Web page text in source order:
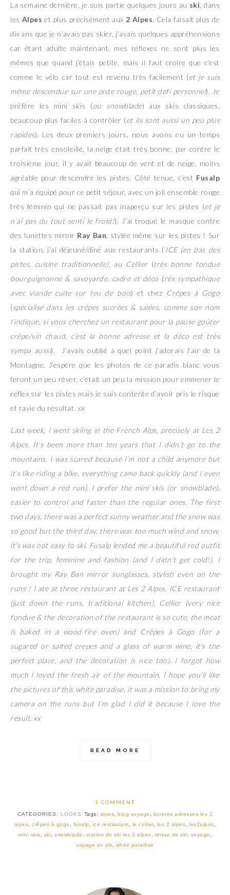
La semaine dernière, je suis partie quelques jours au ski , dans
les Alpes et plus précisément aux 2 Alpes. Cela faisait plus de
dix ans que je n’avais pas skier, j’avais quelques appréhensions
car étant adulte maintenant, mes réflexes ne sont plus les
mêmes que quand j’étais petite, mais il faut croire que c’est
comme le vélo car tout est revenu très facilement (et je suis
même descendue sur une piste rouge, petit défi personnel). Je
préfère les mini skis (ou snowblade) aux skis classiques,
beaucoup plus faciles à contrôler (et ils sont aussi un peu plus
rapides). Les deux premiers jours, nous avons eu un temps
parfait très ensoleillé, la neige était très bonne, par contre le
troisième jour, il y avait beaucoup de vent et de neige, moins
agréable pour descendre les pistes. Côté tenue, c’est Fusalp
qui m’a équipé pour ce petit séjour, avec un joli ensemble rouge
très féminin qui ne passait pas inaperçu sur les pistes (et je
n’ai pas du tout senti le froid!). J’ai troqué le masque contre
des lunettes miroir Ray Ban , stylée même sur les pistes ! Sur
la station, j’ai déjeuné/dîné aux restaurants l’ICE (en bas des
pistes, cuisine traditionnelle), au Cellier(très bonne fondue
bourguignonne & savoyarde, cadre et déco très sympathique
avec viande cuite sur feu de bois) et chez Crêpes à Gogo
(spécialisé dans les crêpes sucrées & salées, comme son nom
l’indique, si vous cherchez un restaurant pour la pause goûter
crêpe/vin chaud, c’est la bonne adresse et la déco est très
sympa aussi). J’avais oublié à quel point j’adorais l’air de la
Montagne. J’espère que les photos de ce paradis blanc vous
feront un peu rêver, c’était un peu la mission pour emmener le
reflex sur les pistes mais je suis contente d’avoir pris le risque
et ravie du résultat. xx
Last week, I went skiing in the French Alps, precisely at Les 2
Alpes. It’s been more than ten years that I didn’t go to the
mountains, I was scared because I’m not a child anymore but
it’s like riding a bike, everything came back quickly (and I even
went down a red run). I prefer the mini skis (or snowblade),
easier to control and faster than the regular ones. The first
two days, there was a perfect sunny weather and the snow was
so good but the third day, there was too much wind and snow,
it’s was not easy to ski. Fusalp lended me a beautiful red outfit
for the trip, feminine and fashion (and I didn’t get cold!). I
brought my Ray Ban mirror sunglasses, stylish even on the
runs ! I ate at three restaurant at Les 2 Alpes, ICE restaurant
(just down the runs, traditional kitchen), Cellier (very nice
fondue & the decoration of the restaurant is so cute, the meat
is baked in a wood-fire oven) and Crêpes à Gogo (for a
sugared or salted crepes and a glass of warm wine, it’s the
perfect place, and the decoration is nice too). I forgot how
much I loved the fresh air of the mountain. I hope you’ll like
the pictures of this white paradise, it was a mission to bring my
camera on the runs but I’m glad I did it because I love the
result. xx
READ MORE
1 COMMENT
CATEGORIES: LOOKS Tags: alpes,blog voyage , bonnes adresses les 2
alpes,crêpes à gogo, fusalp, ice restaurant, le cellier, les 2 alpes,les2alpes,
mini skis, ski, snowblade , station de ski les 2 alpes, tenue de ski, voyage ,
voyage au ski, white paradise